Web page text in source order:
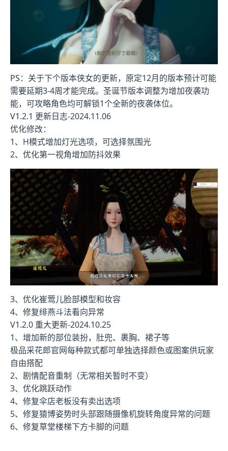
PS：关于下个版本侠女的更新，原定12月的版本预计可能
需要延期3-4周才能完成。圣诞节版本调整为增加夜袭功
能，可攻略角色均可解锁1个全新的夜袭体位。
V1.2.1 更新日志-2024.11.06
优化修改：
1、H模式增加灯光选项，可选择氛围光
2、优化第一视角增加防抖效果
3、优化崔莺儿脸部模型和妆容
4、修复绯燕斗法看向异常
V1.2.0 重大更新-2024.10.25
1、增加新的部位装扮，肚兜、裹胸、裙子等
极品采花郎官网每种款式都可单独选择颜色或图案供玩家
自由搭配
2、剧情配音重制（无常相关暂时不变）
3、优化跳跃动作
4、修复伞店老板没有卖出选项
5、修复猿博姿势时头部跟随摄像机旋转角度异常的问题
6、修复草堂楼梯下方卡脚的问题